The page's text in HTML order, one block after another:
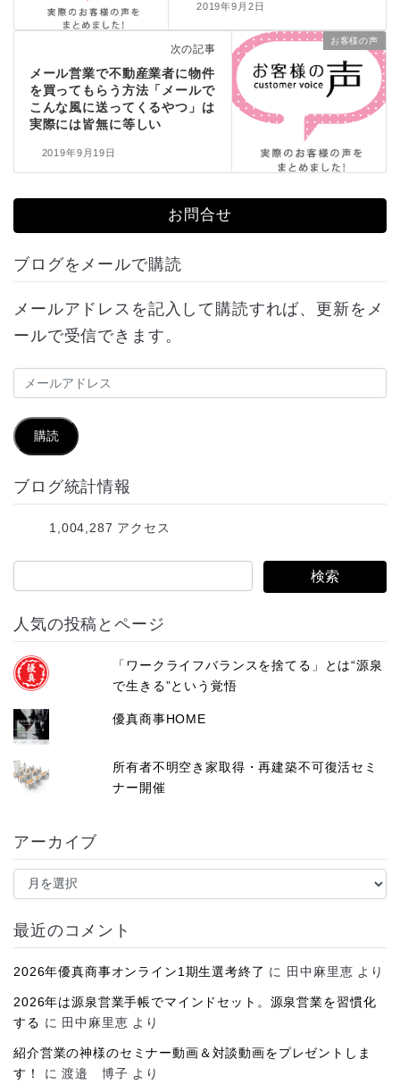
2019年9月2日
お客様の声
次の記事
メール営業で不動産業者に物件
を買ってもらう方法「メールで
こんな風に送ってくるやつ」は
実際には皆無に等しい
2019年9月19日
お問合せ
ブログをメールで購読
メールアドレスを記入して購読すれば、更新をメ
ールで受信できます。
メ
ル
ア
ド
購読
ブログ統計情報
1,004,287 アクセス
人気の投稿とページ
「ワークライフバランスを捨てる」とは“源泉
で生きる”という覚悟
優真商事HOME
所有者不明空き家取得・再建築不可復活セミ
ナー開催
アーカイブ
ア
イ
ブ
最近のコメント
2026年優真商事オンライン1期生選考終了 に 田中麻里恵 より
2026年は源泉営業手帳でマインドセット。源泉営業を習慣化
する に 田中麻里恵 より
紹介営業の神様のセミナー動画＆対談動画をプレゼントしま
す！
に渡邉 博子 より